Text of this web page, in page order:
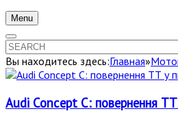
Menu
Вы находитесь здесь:Главная»
Audi Concept C: повернення